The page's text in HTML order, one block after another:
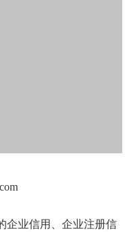
企业信用、企业注册信